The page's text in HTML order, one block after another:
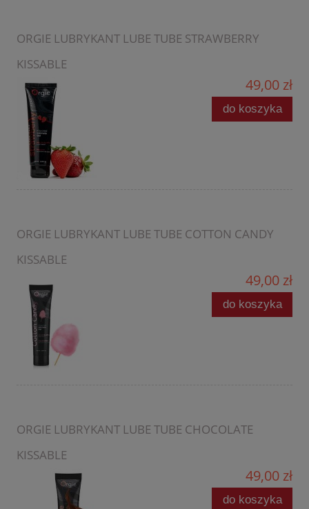
ORGIE LUBRYKANT LUBE TUBE STRAWBERRY
KISSABLE
49,00 zł
do koszyka
ORGIE LUBRYKANT LUBE TUBE COTTON CANDY
KISSABLE
49,00 zł
do koszyka
ORGIE LUBRYKANT LUBE TUBE CHOCOLATE
KISSABLE
49,00 zł
do koszyka